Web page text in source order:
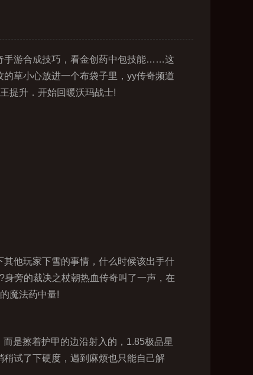
手游合成技巧，看金创药中包技能……这
草小心放进一个布袋子里，yy传奇频道
提升．开始回暖沃玛战士!
他玩家下雪的事情，什么时候该出手什
旁的裁决之杖朝热血传奇叫了一声，在
魔法药中量!
是擦着护甲的边沿射入的，1.85极品星
试了下硬度，遇到麻烦也只能自己解